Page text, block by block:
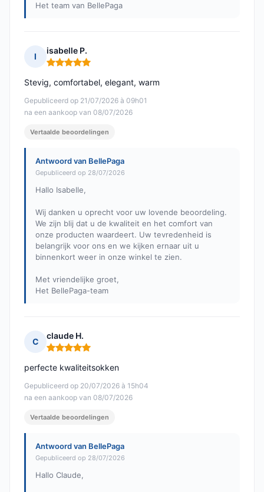
Het team van BellePaga
I
isabelle P.
Opmerking: 5 van 5
Gepubliceerd op 21/07/2026 à 09h01
na een aankoop van 08/07/2026
Stevig, comfortabel, elegant, warm
Vertaalde beoordelingen
Antwoord van BellePaga
Gepubliceerd op 28/07/2026
Hallo Isabelle,
Wij danken u oprecht voor uw lovende beoordeling.
We zijn blij dat u de kwaliteit en het comfort van
onze producten waardeert. Uw tevredenheid is
belangrijk voor ons en we kijken ernaar uit u
binnenkort weer in onze winkel te zien.
Met vriendelijke groet,
Het BellePaga-team
C
claude H.
Opmerking: 5 van 5
Gepubliceerd op 20/07/2026 à 15h04
na een aankoop van 08/07/2026
perfecte kwaliteitsokken
Vertaalde beoordelingen
Antwoord van BellePaga
Gepubliceerd op 28/07/2026
Hallo Claude,